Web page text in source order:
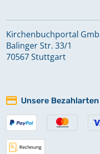
Kirchenbuchportal
Balinger Str. 33/1
70567 Stuttgart
Unsere Bezahlarten